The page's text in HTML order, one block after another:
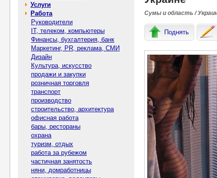
Услуги
Работа
Руководители
IT, телеком, компьютеры
Финансы, бухгалтерия, банк
Маркетинг, PR, реклама, СМИ
Дизайн
Культура, искусство
продажи и закупки
розничная торговля
транспорт
производство
строительство, архитектура
офисная работа
бары, рестораны
охрана
туризм, отдых
работа за рубежом
частичная занятость
няни, домработницы
Сумы и область /
Поднять